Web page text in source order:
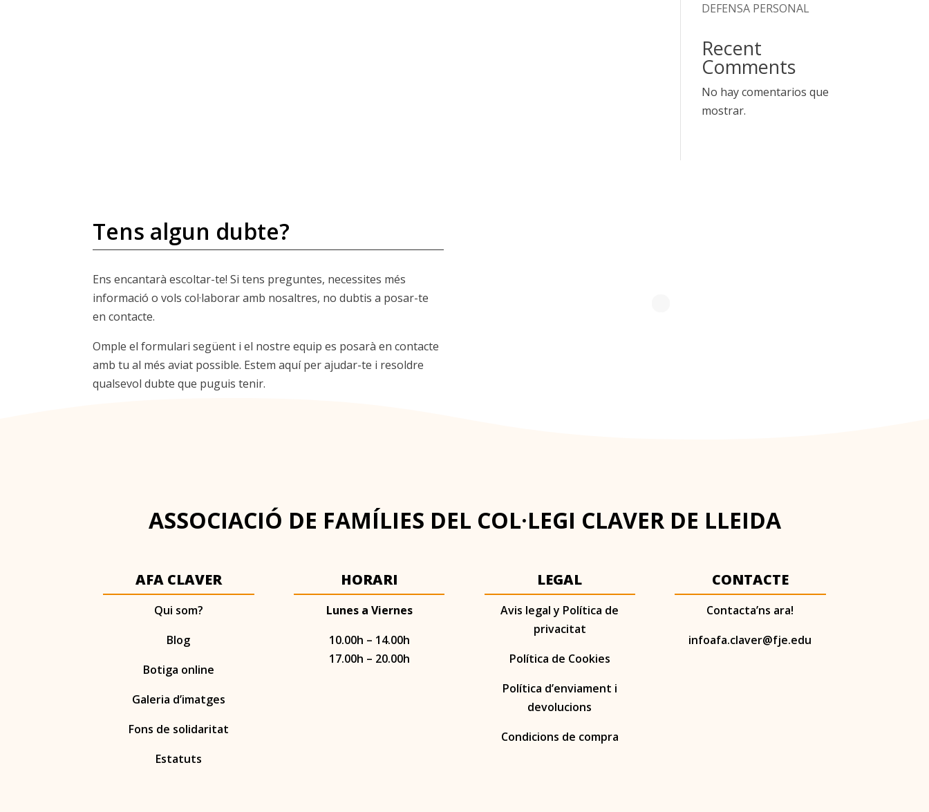
DEFENSA PERSONAL
Recent
Comments
No hay comentarios que
mostrar.
Tens algun dubte?
Ens encantarà escoltar-te! Si tens preguntes, necessites més
informació o vols col·laborar amb nosaltres, no dubtis a posar-te
en contacte.
Omple el formulari següent i el nostre equip es posarà en contacte
amb tu al més aviat possible. Estem aquí per ajudar-te i resoldre
qualsevol dubte que puguis tenir.
ASSOCIACIÓ DE FAMÍLIES DEL COL·LEGI CLAVER DE LLEIDA
AFA CLAVER
Qui som?
Blog
Botiga online
Galeria d’imatges
Fons de solidaritat
Estatuts
HORARI
Lunes a Viernes
10.00h – 14.00h
17.00h – 20.00h
LEGAL
Avis legal y Política de
privacitat
Política de Cookies
Política d’enviament i
devolucions
Condicions de compra
CONTACTE
Contacta’ns ara!
infoafa.claver@fje.edu